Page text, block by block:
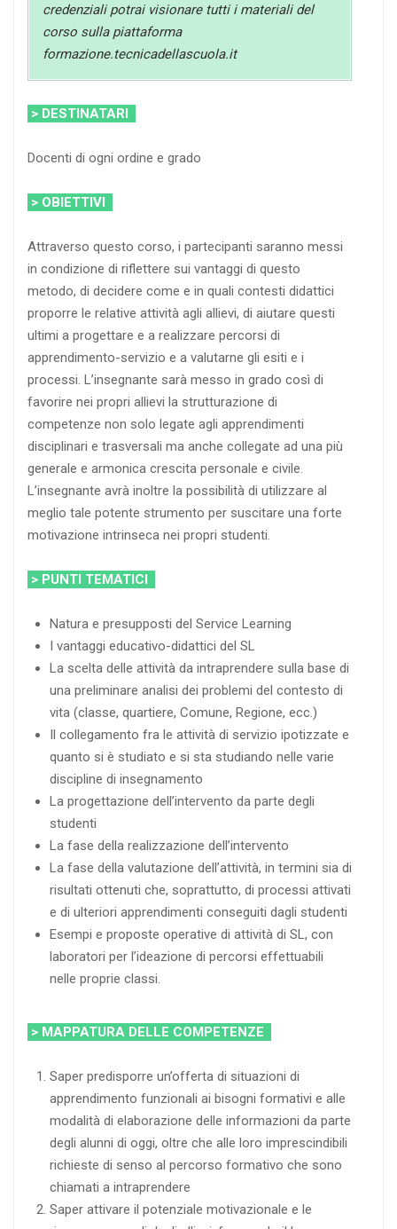
credenziali potrai visionare tutti i materiali del
corso sulla piattaforma
formazione.tecnicadellascuola.it
> DESTINATARI
Docenti di ogni ordine e grado
> OBIETTIVI
Attraverso questo corso, i partecipanti saranno messi
in condizione di riflettere sui vantaggi di questo
metodo, di decidere come e in quali contesti didattici
proporre le relative attività agli allievi, di aiutare questi
ultimi a progettare e a realizzare percorsi di
apprendimento-servizio e a valutarne gli esiti e i
processi. L’insegnante sarà messo in grado così di
favorire nei propri allievi la strutturazione di
competenze non solo legate agli apprendimenti
disciplinari e trasversali ma anche collegate ad una più
generale e armonica crescita personale e civile.
L’insegnante avrà inoltre la possibilità di utilizzare al
meglio tale potente strumento per suscitare una forte
motivazione intrinseca nei propri studenti.
> PUNTI TEMATICI
Natura e presupposti del Service Learning
I vantaggi educativo-didattici del SL
La scelta delle attività da intraprendere sulla base di
una preliminare analisi dei problemi del contesto di
vita (classe, quartiere, Comune, Regione, ecc.)
Il collegamento fra le attività di servizio ipotizzate e
quanto si è studiato e si sta studiando nelle varie
discipline di insegnamento
La progettazione dell’intervento da parte degli
studenti
La fase della realizzazione dell’intervento
La fase della valutazione dell’attività, in termini sia di
risultati ottenuti che, soprattutto, di processi attivati
e di ulteriori apprendimenti conseguiti dagli studenti
Esempi e proposte operative di attività di SL, con
laboratori per l’ideazione di percorsi effettuabili
nelle proprie classi.
> MAPPATURA DELLE COMPETENZE
Saper predisporre un’offerta di situazioni di
apprendimento funzionali ai bisogni formativi e alle
modalità di elaborazione delle informazioni da parte
degli alunni di oggi, oltre che alle loro imprescindibili
richieste di senso al percorso formativo che sono
chiamati a intraprendere
Saper attivare il potenziale motivazionale e le